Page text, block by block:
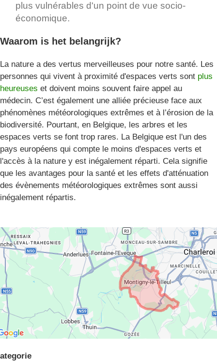
plus vulnérables d'un point de vue socio-
économique.
Waarom is het belangrijk?
La nature a des vertus merveilleuses pour notre santé. Les
personnes qui vivent à proximité d'espaces verts sont plus
heureuses et doivent moins souvent faire appel au
médecin. C’est également une alliée précieuse face aux
phénomènes météorologiques extrêmes et à l’érosion de la
biodiversité. Pourtant, en Belgique, les arbres et les
espaces verts se font trop rares. La Belgique est l'un des
pays européens qui compte le moins d'espaces verts et
l'accès à la nature y est inégalement réparti. Cela signifie
que les avantages pour la santé et les effets d'atténuation
des évènements météorologiques extrêmes sont aussi
inégalement répartis.